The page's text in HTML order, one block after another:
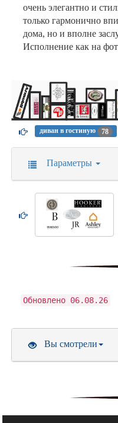
очень элегантно и
только гармонично
дома, но и вполне
Исполнение как на
диван в гостиную 78
Параметры
Обновлено 06.08.26
Вы смотрели